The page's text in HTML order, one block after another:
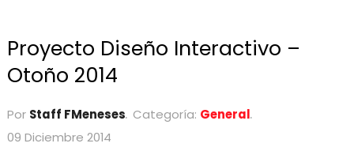
Proyecto Diseño Interactivo –
Otoño 2014
Por Staff FMeneses Categoría: General
09 Diciembre 2014